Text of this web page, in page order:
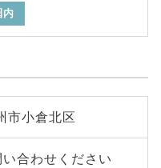
内
市小倉北区
合わせください